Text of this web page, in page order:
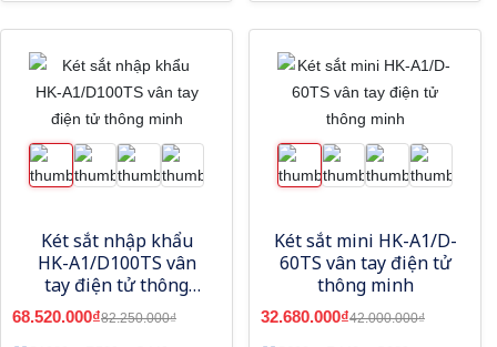
Két sắt nhập khẩu
HK-A1/D100TS vân
tay điện tử thông
minh
68.520.000₫82.250.000₫
Két sắt mini HK-A1/D-
60TS vân tay điện tử
thông minh
32.680.000₫42.000.000₫